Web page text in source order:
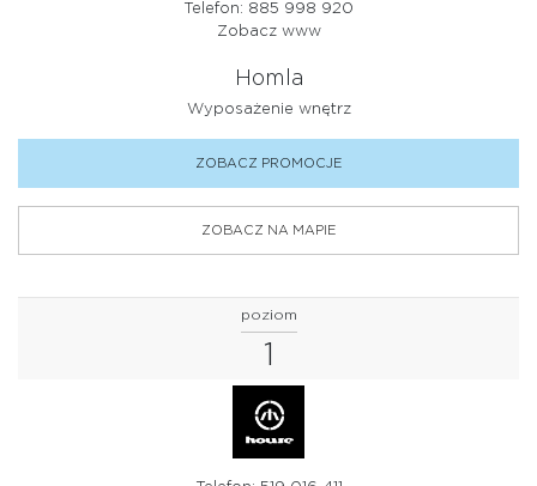
Telefon: 885 998 920
Zobacz www
Homla
Wyposażenie wnętrz
ZOBACZ PROMOCJE
ZOBACZ NA MAPIE
poziom
1